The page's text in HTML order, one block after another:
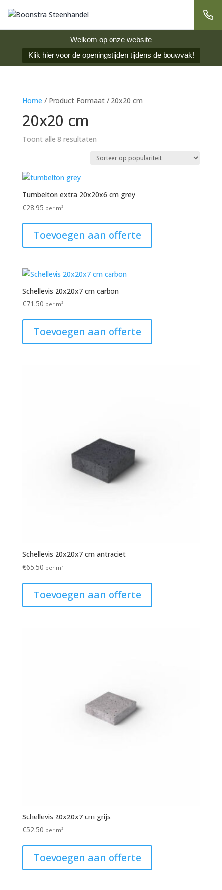
Welkom op onze website
Klik hier voor de openingstijden tijdens de bouwvak!
Home / Product Formaat / 20x20 cm
20x20 cm
Toont alle 8 resultatenGesorteerd
populariteit
Tumbelton extra 20x20x6 cm grey
€28.95 per m²
Toevoegen aan offerte
Schellevis 20x20x7 cm carbon
€71.50 per m²
Toevoegen aan offerte
Schellevis 20x20x7 cm antraciet
€65.50 per m²
Toevoegen aan offerte
Schellevis 20x20x7 cm grijs
€52.50 per m²
Toevoegen aan offerte